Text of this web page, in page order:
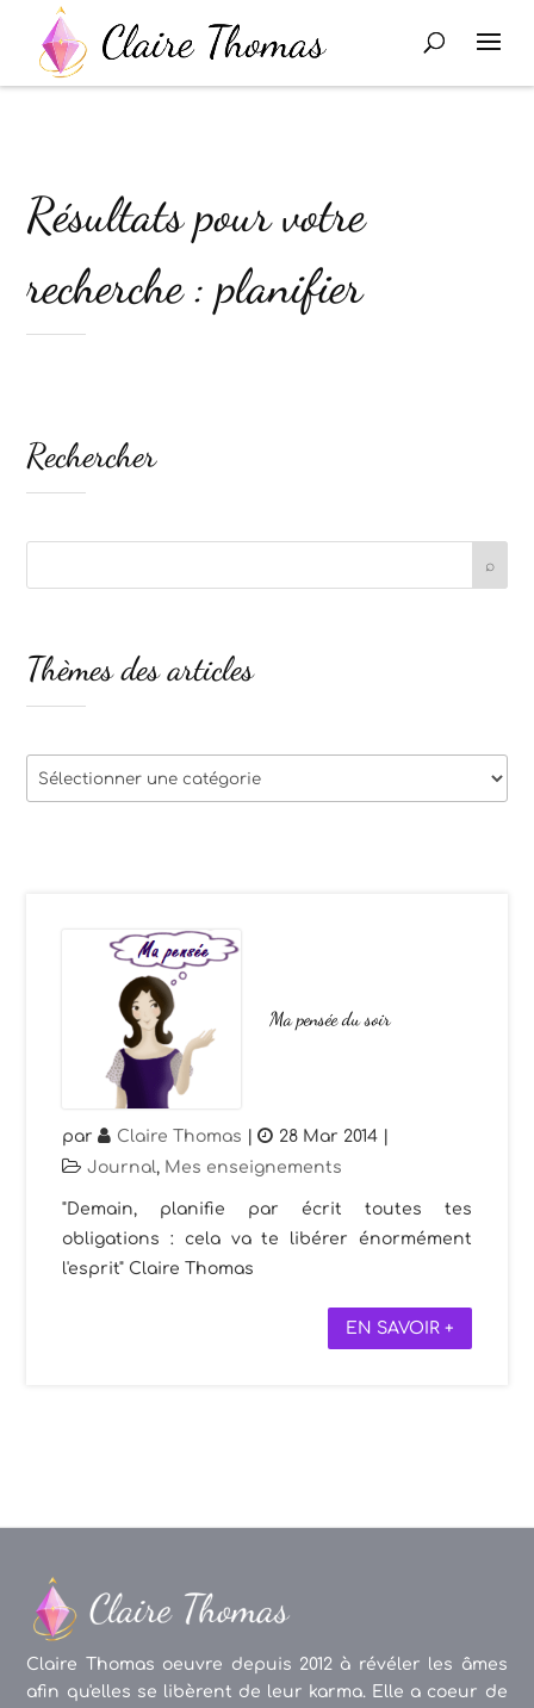
Résultats pour votre
recherche : planifier
Ma pensée du soir
par Claire Thomas | 28 Mar 2014 |
Journal, Mes enseignements
"Demain, planifie par écrit toutes tes
obligations : cela va te libérer énormément
l'esprit" Claire Thomas
EN SAVOIR +
Rechercher
Thèmes des articles
Thèmes
des
Claire Thomas oeuvre depuis 2012 à révéler les âmes
afin qu'elles se libèrent de leur karma. Elle a coeur de